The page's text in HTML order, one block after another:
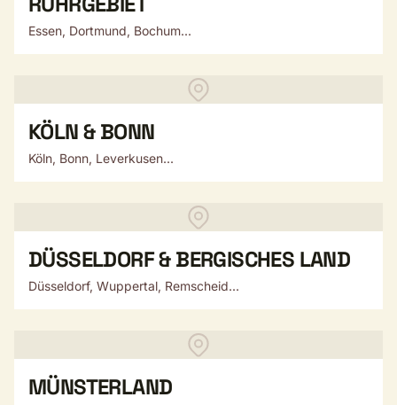
Essen, Dortmund, Bochum...
KÖLN & BONN
Köln, Bonn, Leverkusen...
DÜSSELDORF & BERGISCHES LAND
Düsseldorf, Wuppertal, Remscheid...
MÜNSTERLAND